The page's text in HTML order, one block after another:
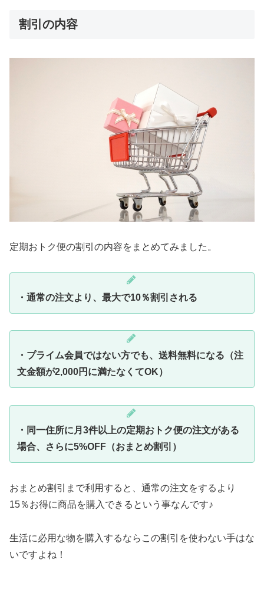
割引の内容
定期おトク便の割引の内容をまとめてみました。
・通常の注文より、最大で10％割引される
・プライム会員ではない方でも、送料無料になる（注
文金額が2,000円に満たなくてOK）
・同一住所に月3件以上の定期おトク便の注文がある
場合、さらに5%OFF（おまとめ割引）
おまとめ割引まで利用すると、通常の注文をするより
15％お得に商品を購入できるという事なんです♪
生活に必用な物を購入するならこの割引を使わない手はな
いですよね！